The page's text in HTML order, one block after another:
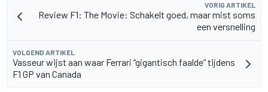
VORIG ARTIKEL
Review F1: The Movie: Schakelt goed, maar mist soms
een versnelling
VOLGEND ARTIKEL
Vasseur wijst aan waar Ferrari “gigantisch faalde” tijdens
F1 GP van Canada